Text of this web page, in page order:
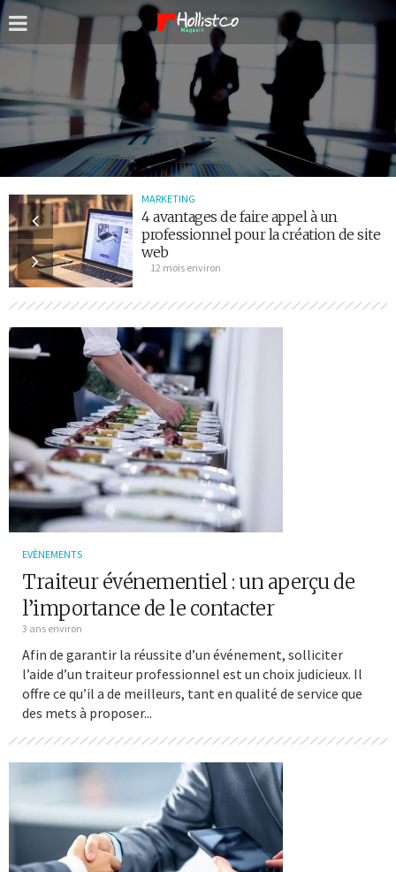
MARKETING
4 avantages de faire appel à un
professionnel pour la création de site
web
12 mois environ
EVÈNEMENTS
Traiteur événementiel : un aperçu de
l’importance de le contacter
3 ans environ
Afin de garantir la réussite d’un événement, solliciter
l’aide d’un traiteur professionnel est un choix judicieux. Il
offre ce qu’il a de meilleurs, tant en qualité de service que
des mets à proposer...